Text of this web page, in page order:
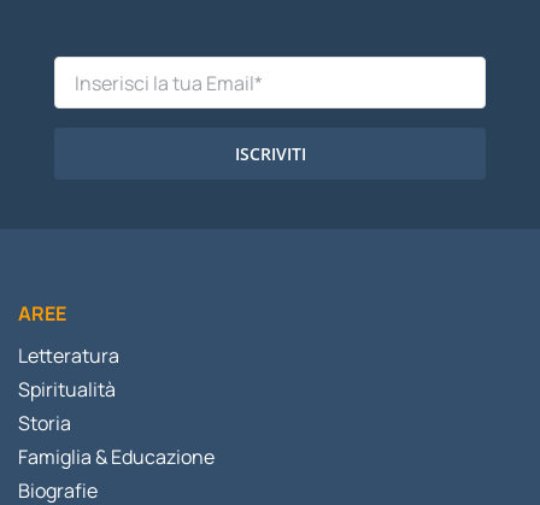
ISCRIVITI
AREE
Letteratura
Spiritualità
Storia
Famiglia & Educazione
Biografie